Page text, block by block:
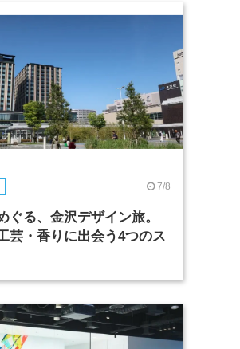
7/8
ぐる、金沢デザイン旅。
芸・香りに出会う4つのス